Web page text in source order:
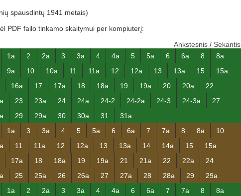
spausdintų 1941 metais)
PDF failo tinkamo skaitymui per kompiuterį:
Ankstesnis / Sekantis
1a 2 2a 3 3a 4 4a 5 5a 6 6a 8
8a
9a 10 10a 11 11a 12 12a 13 13a 15
15a
16a 17 17a 18 18a 19 19a 20 20a
22
23 23a 24 24a 24-2 24-2a 24-3 24-3a
27
29 29a 30 30a 31
31a
1a 3 3a 4 5 5a 6 6a 7 7a 8 8a
10
11 11a 12 12a 13 13a 14 14a 15
15a
17a 18 18a 19 19a 21 21a 22 22a
24
25 25a 26 26a 27 27a 28 28a 29
29a
1a 2 2a 3 3a 4 4a 6 6a 7 7a 8
8a